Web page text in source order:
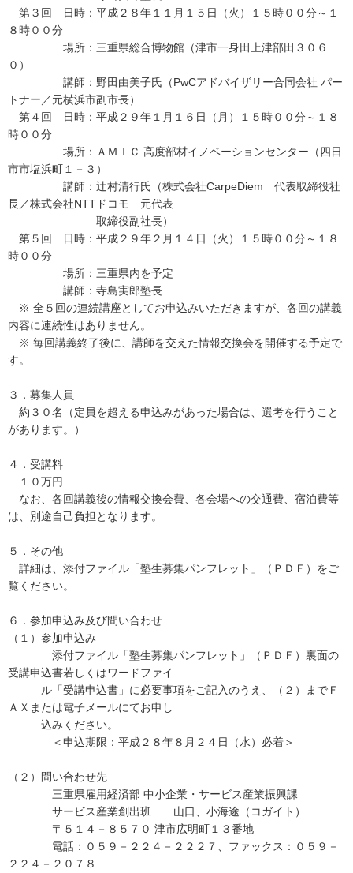
第３回 日時：平成２８年１１月１５日（火）１５時００分～１
８時００分
場所：三重県総合博物館（津市一身田上津部田３０６
０）
講師：野田由美子氏（PwCアドバイザリー合同会社 パー
トナー／元横浜市副市長）
第４回 日時：平成２９年１月１６日（月）１５時００分～１８
時００分
場所：ＡＭＩＣ 高度部材イノベーションセンター（四日
市市塩浜町１－３）
講師：辻村清行氏（株式会社CarpeDiem 代表取締役社
長／株式会社NTTドコモ 元代表
取締役副社長）
第５回 日時：平成２９年２月１４日（火）１５時００分～１８
時００分
場所：三重県内を予定
講師：寺島実郎塾長
※ 全５回の連続講座としてお申込みいただきますが、各回の講義
内容に連続性はありません。
※ 毎回講義終了後に、講師を交えた情報交換会を開催する予定で
す。
３．募集人員
約３０名（定員を超える申込みがあった場合は、選考を行うこと
があります。）
４．受講料
１０万円
なお、各回講義後の情報交換会費、各会場への交通費、宿泊費等
は、別途自己負担となります。
５．その他
詳細は、添付ファイル「塾生募集パンフレット」（ＰＤＦ）をご
覧ください。
６．参加申込み及び問い合わせ
（１）参加申込み
添付ファイル「塾生募集パンフレット」（ＰＤＦ）裏面の
受講申込書若しくはワードファイ
ル「受講申込書」に必要事項をご記入のうえ、（２）までＦ
ＡＸまたは電子メールにてお申し
込みください。
＜申込期限：平成２８年８月２４日（水）必着＞
（２）問い合わせ先
三重県雇用経済部 中小企業・サービス産業振興課
サービス産業創出班 山口、小海途（コガイト）
〒５１４－８５７０ 津市広明町１３番地
電話：０５９－２２４－２２２７、ファックス：０５９－
２２４－２０７８